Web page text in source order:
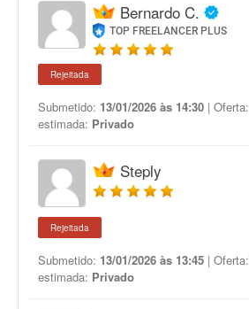
Bernardo C.
TOP FREELANCER PLUS
Rejeitada
Submetido: 13/01/2026 às 14:30 | Oferta:
estimada: Privado
Steply
Rejeitada
Submetido: 13/01/2026 às 13:45 | Oferta:
estimada: Privado